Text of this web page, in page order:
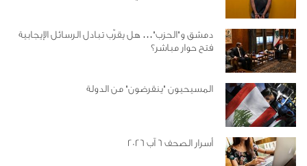
دمشق و"الحزب"… هل يقرّب تبادل الرسائل الإيجابية
فتح حوار مباشر؟
المسيحيون "ينقرضون" من الدولة
أسرار الصحف 6 آب 2026